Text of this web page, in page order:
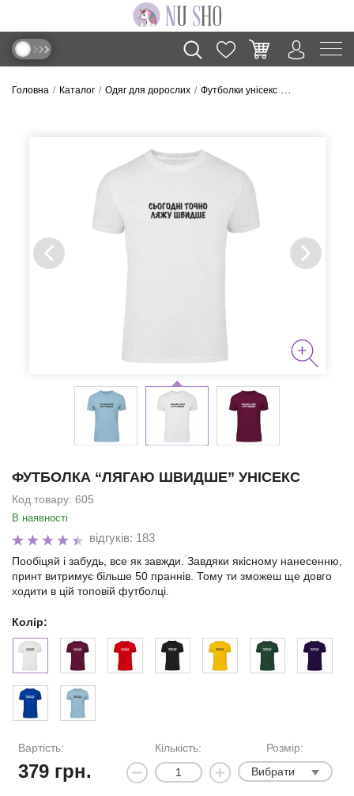
Головна Каталог Одяг для дорослих Футболки унісекс Футболка
ФУТБОЛКА “ЛЯГАЮ ШВИДШЕ” УНІСЕКС
Код товару: 605
В наявності
відгуків: 183
Пообіцяй і забудь, все як завжди. Завдяки якісному нанесенню,
принт витримує більше 50 праннів. Тому ти зможеш ще довго
ходити в цій топовій футболці.
Колір:
Вартість:
379грн.
Кількість:
Розмір:
Вибрати